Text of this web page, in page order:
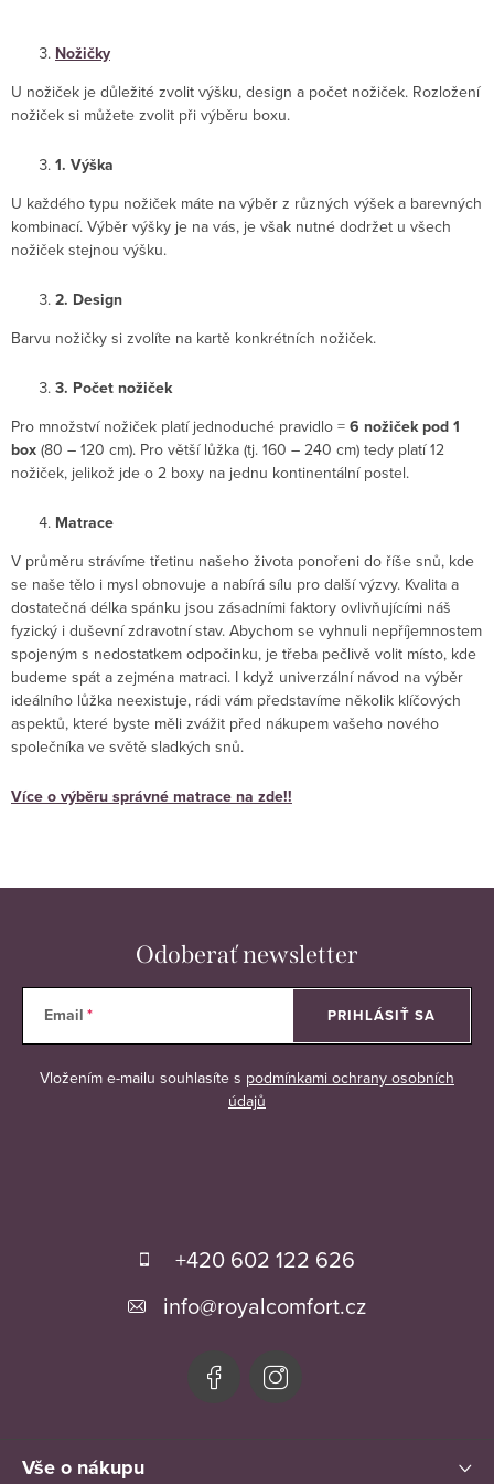
Nožičky
U nožiček je důležité zvolit výšku, design a počet nožiček. Rozložení
nožiček si můžete zvolit při výběru boxu.
1. Výška
U každého typu nožiček máte na výběr z různých výšek a barevných
kombinací. Výběr výšky je na vás, je však nutné dodržet u všech
nožiček stejnou výšku.
2. Design
Barvu nožičky si zvolíte na kartě konkrétních nožiček.
3. Počet nožiček
Pro množství nožiček platí jednoduché pravidlo = 6 nožiček pod 1
box (80 – 120 cm). Pro větší lůžka (tj. 160 – 240 cm) tedy platí 12
nožiček, jelikož jde o 2 boxy na jednu kontinentální postel.
Matrace
V průměru strávíme třetinu našeho života ponořeni do říše snů, kde
se naše tělo i mysl obnovuje a nabírá sílu pro další výzvy. Kvalita a
dostatečná délka spánku jsou zásadními faktory ovlivňujícími náš
fyzický i duševní zdravotní stav. Abychom se vyhnuli nepříjemnostem
spojeným s nedostatkem odpočinku, je třeba pečlivě volit místo, kde
budeme spát a zejména matraci. I když univerzální návod na výběr
ideálního lůžka neexistuje, rádi vám představíme několik klíčových
aspektů, které byste měli zvážit před nákupem vašeho nového
společníka ve světě sladkých snů.
Více o výběru správné matrace na zde!!
Odoberať newsletter
Email
Vložením e-mailu souhlasíte s podmínkami ochrany osobních
údajů
PRIHLÁSIŤ SA
+420 602 122 626
info@royalcomfort.cz
Vše o nákupu